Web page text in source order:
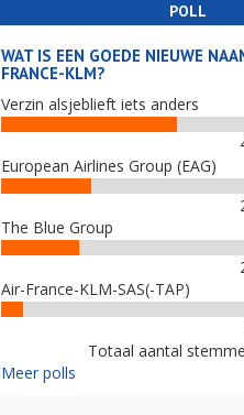
POLL
WAT IS EEN GOEDE NIEUWE
FRANCE-KLM?
Verzin alsjeblieft iets anders
European Airlines Group (EAG)
The Blue Group
Air-France-KLM-SAS(-TAP)
Totaal aantal
Meer polls